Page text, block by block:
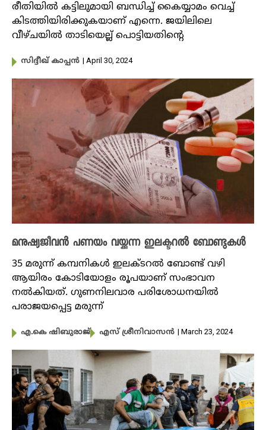
രീതിയില്‍ കട്ടിലുമായി ബന്ധിച്ച് കൈയ്യാമം വെച്ച്
കിടത്തിയിരിക്കുകയാണ് എന്നെ. ജയിലിലെ
വീഴ്ചയില്‍ താടിയെല്ല് പൊട്ടിയതിന്റെ
സിദ്ദീഖ് കാപ്പൻ | April 30, 2024
മനുഷ്യജീവൻ പണയം വയ്ക്കുന്ന ഇലക്ടറൽ ബോണ്ടുകൾ
35 മരുന്ന് കമ്പനികൾ ഇലക്ടറൽ ബോണ്ട് വഴി
ആയിരം കോടിയോളം രൂപയാണ് സംഭാവന
നൽകിയത്. ഗുണനിലവാര പരിശോധനയില്‍
പരാജയപ്പെട്ട മരുന്ന്
എ.കെ ഷിബുരാജ് എസ് ശ്രീനിവാസൻ | March 23, 2024